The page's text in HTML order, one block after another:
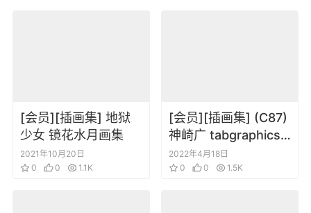
[会员][插画集] 地狱
少女 镜花水月画集
2021年10月20日
0
0 1.1K
[会员][插画集] (C87)
神崎广 tabgraphics
(かんざきひろ)
Roughsketches
2022年4月18日
0
0 1.5K